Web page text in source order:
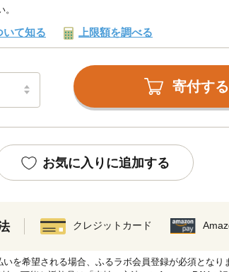
いて知る 上限額を調べる
寄付する
お気に入りに追加する
クレジットカード
を希望される場合、ふるラボ会員登録が必須となり